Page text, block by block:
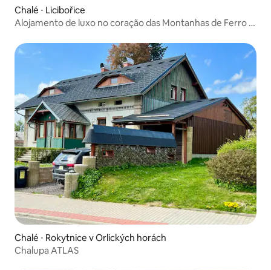
Chalé ⋅ Licibořice
Alojamento de luxo no coração das Montanhas de Ferro -
Chalé ⋅ Rokytnice v Orlických horách
Chalupa ATLAS